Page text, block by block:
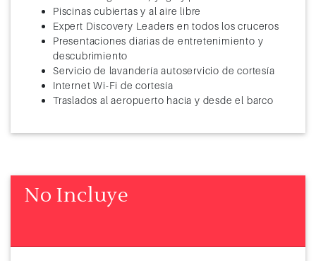
Piscinas cubiertas y al aire libre
Expert Discovery Leaders en todos los cruceros
Presentaciones diarias de entretenimiento y
descubrimiento
Servicio de lavandería autoservicio de cortesía
Internet Wi-Fi de cortesía
Traslados al aeropuerto hacia y desde el barco
No Incluye